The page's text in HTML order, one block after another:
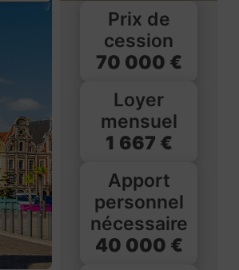
Prix de
cession
70 000 €
Loyer
mensuel
1 667 €
Apport
personnel
nécessaire
40 000 €